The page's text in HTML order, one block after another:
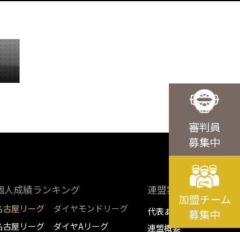
審判員
募集中
加盟チーム
募集中
人成績ランキング
古屋リーグ
古屋リーグ
ダイヤモンドリーグ
ダイヤAリーグ
連盟案内
代表あいさつ
連盟概要